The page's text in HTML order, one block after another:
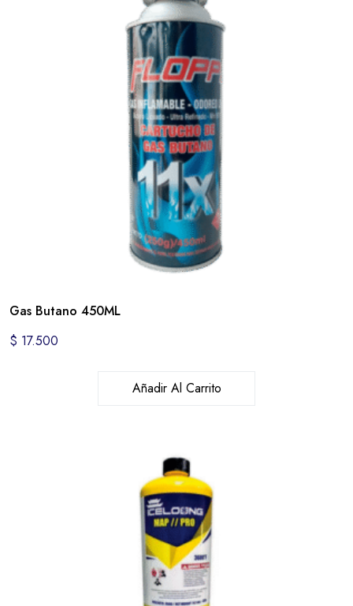
Gas Butano 450ML
$ 17.500
Añadir Al Carrito